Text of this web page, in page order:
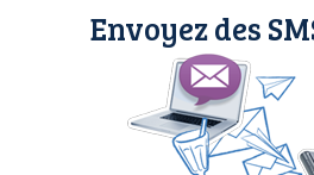
Envoyez des